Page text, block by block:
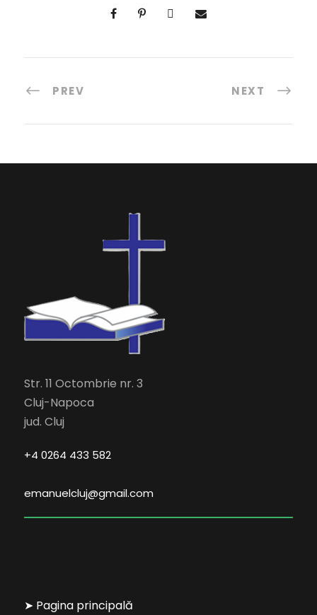
PREV NEXT
Str. 11 Octombrie nr. 3
Cluj-Napoca
jud. Cluj
+4 0264 433 582
emanuelcluj@gmail.com
➤ Pagina principală